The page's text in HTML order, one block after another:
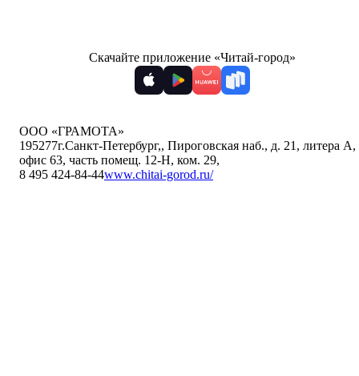
Скачайте приложение «Читай-город»
ООО «ГРАМОТА»
195277г.Санкт-Петербург,, Пироговская наб., д. 21, литера А,
офис 63, часть помещ. 12-Н, ком. 29,
8 495 424-84-44www.chitai-gorod.ru/